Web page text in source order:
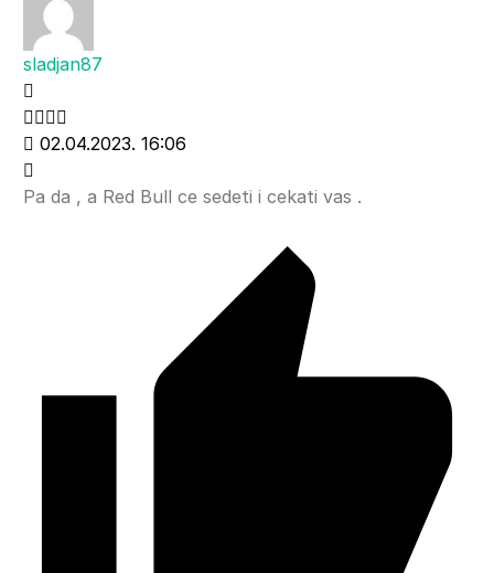
sladjan87
02.04.2023. 16:06
Pa da , a Red Bull ce sedeti i cekati vas .